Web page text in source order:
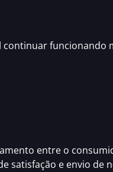
continuar funcionando
entre o
satisfação e envio